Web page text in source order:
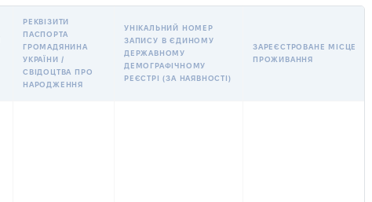
РЕКВІЗИТИ
ПАСПОРТА
ГРОМАДЯНИНА
УКРАЇНИ /
СВІДОЦТВА ПРО
НАРОДЖЕННЯ
УНІКАЛЬНИЙ НОМЕР
ЗАПИСУ В ЄДИНОМУ
ДЕРЖАВНОМУ
ДЕМОГРАФІЧНОМУ
РЕЄСТРІ (ЗА НАЯВНОСТІ)
ЗАРЕЄСТРОВАНЕ МІСЦЕ
ПРОЖИВАННЯ